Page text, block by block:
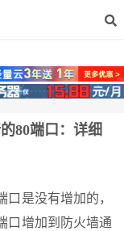
80端口：详细
是没有增加的，
口增加到防火墙通